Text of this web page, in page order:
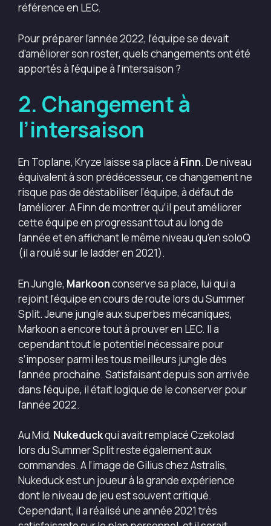
référence en LEC.
Pour préparer l’année 2022, l’équipe se devait
d’améliorer son roster, quels changements ont été
apportés à l’équipe à l’intersaison ?
2. Changement à
l’intersaison
En Toplane, Kryze laisse sa place à Finn. De niveau
équivalent à son prédécesseur, ce changement ne
risque pas de déstabiliser l’équipe, à défaut de
l’améliorer. A Finn de montrer qu’il peut améliorer
cette équipe en progressant tout au long de
l’année et en affichant le même niveau qu’en soloQ
(il a roulé sur le ladder en 2021).
En Jungle, Markoonconserve sa place, lui qui a
rejoint l’équipe en cours de route lors du Summer
Split. Jeune jungle aux superbes mécaniques,
Markoon a encore tout à prouver en LEC. Il a
cependant tout le potentiel nécessaire pour
s’imposer parmi les tous meilleurs jungle dès
l’année prochaine. Satisfaisant depuis son arrivée
dans l’équipe, il était logique de le conserver pour
l’année 2022.
Au Mid, Nukeduckqui avait remplacé Czekolad
lors du Summer Split reste également aux
commandes. A l’image de Gilius chez Astralis,
Nukeduck est un joueur à la grande expérience
dont le niveau de jeu est souvent critiqué.
Cependant, il a réalisé une année 2021 très